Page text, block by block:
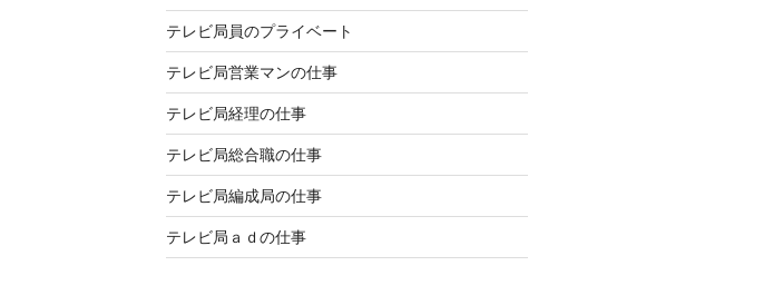
テレビ局員のプライベート
テレビ局営業マンの仕事
テレビ局経理の仕事
テレビ局総合職の仕事
テレビ局編成局の仕事
テレビ局ａｄの仕事